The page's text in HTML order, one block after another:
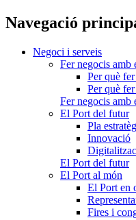
Navegació
Negoci i serveis
Fer negocis amb
Per què
Per què
Fer negocis amb
El Port del futur
Pla
Innovació
El Port del futur
El Port al món
El Port en
Fires i